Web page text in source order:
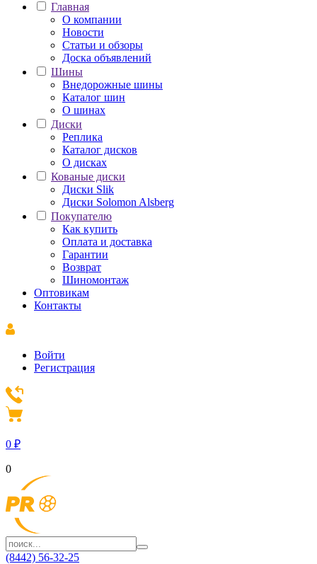
Главная
О компании
Новости
Статьи и обзоры
Доска объявлений
Шины
Внедорожные шины
Каталог шин
О шинах
Диски
Реплика
Каталог дисков
О дисках
Кованые диски
Диски Slik
Диски Solomon Alsberg
Покупателю
Как купить
Оплата и доставка
Гарантии
Возврат
Шиномонтаж
Оптовикам
Контакты
Войти
Регистрация
0 ₽
0
(8442) 56-32-25